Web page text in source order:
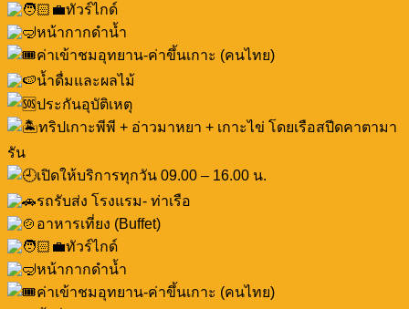
ทัวร์ไกด์
หน้ากากดำน้ำ
ค่าเข้าชมอุทยาน-ค่าขึ้นเกาะ (คนไทย)
น้ำดื่มและผลไม้
ประกันอุบัติเหตุ
ทริปเกาะพีพี + อ่าวมาหยา + เกาะไข่ โดยเรือสปีดคาตามา
รัน
เปิดให้บริการทุกวัน 09.00 – 16.00 น.
รถรับส่ง โรงแรม- ท่าเรือ
อาหารเที่ยง (Buffet)
ทัวร์ไกด์
หน้ากากดำน้ำ
ค่าเข้าชมอุทยาน-ค่าขึ้นเกาะ (คนไทย)